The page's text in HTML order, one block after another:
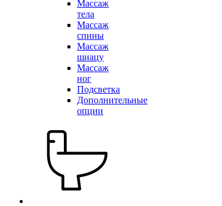
Массаж
тела
Массаж
спины
Массаж
шиацу
Массаж
ног
Подсветка
Дополнительные
опции